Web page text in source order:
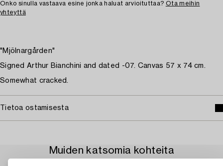
Onko sinulla vastaava esine jonka haluat arvioituttaa? Ota meihin
yhteyttä
"Mjölnargården"
Signed Arthur Bianchini and dated -07. Canvas 57 x 74 cm.
Somewhat cracked.
Tietoa ostamisesta
Muiden katsomia kohteita